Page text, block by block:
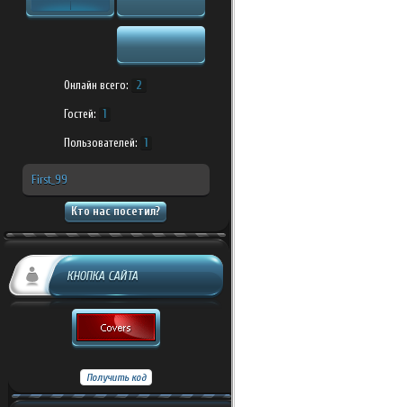
Онлайн всего: 2
Гостей: 1
Пользователей: 1
First_99
Кто нас посетил?
КНОПКА САЙТА